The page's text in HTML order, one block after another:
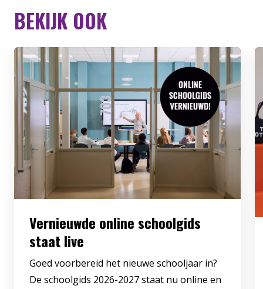
BEKIJK OOK
Vernieuwde online schoolgids
staat live
Goed voorbereid het nieuwe schooljaar in?
De schoolgids 2026-2027 staat nu online en